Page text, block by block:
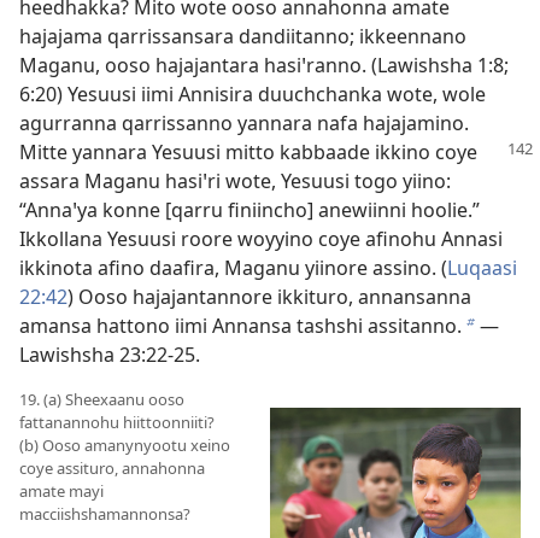
heedhakka? Mito wote ooso annahonna amate
hajajama qarrissansara dandiitanno; ikkeennano
Maganu, ooso hajajantara hasiꞌranno. (Lawishsha 1:8;
6:20) Yesuusi iimi Annisira duuchchanka wote, wole
agurranna qarrissanno yannara nafa hajajamino.
Mitte yannara Yesuusi mitto kabbaade ikkino coye
assara Maganu hasiꞌri wote, Yesuusi togo yiino:
“Annaꞌya konne [qarru finiincho] anewiinni hoolie.”
Ikkollana Yesuusi roore woyyino coye afinohu Annasi
ikkinota afino daafira, Maganu yiinore assino. (Luqaasi
22:42) Ooso hajajantannore ikkituro, annansanna
amansa hattono iimi Annansa tashshi assitanno. b—
Lawishsha 23:22-25.
19. (a) Sheexaanu ooso
fattanannohu hiittoonniiti?
(b) Ooso amanynyootu xeino
coye assituro, annahonna
amate mayi
macciishshamannonsa?